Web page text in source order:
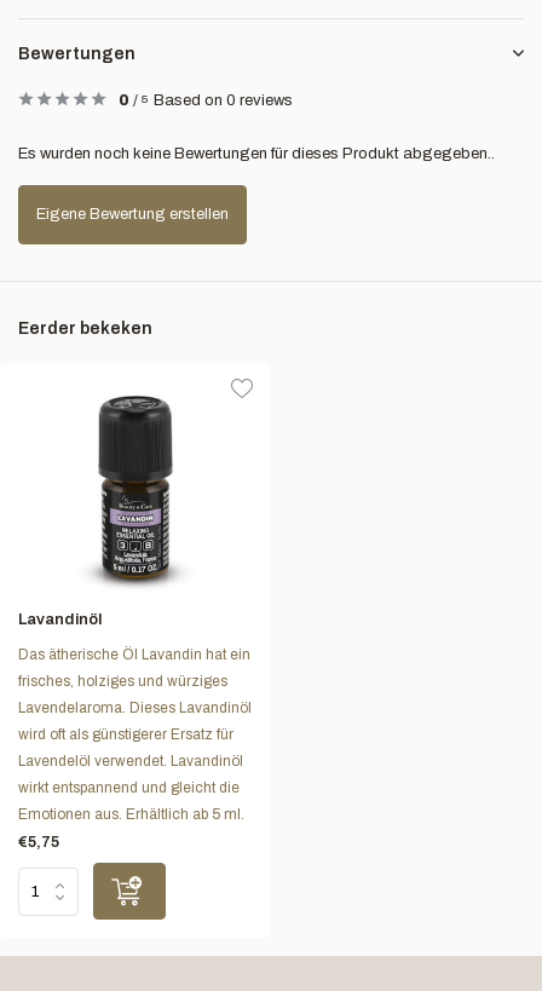
Bewertungen
0 / 5 Based on 0 reviews
Es wurden noch keine Bewertungen für dieses Produkt abgegeben..
Eigene Bewertung erstellen
Eerder bekeken
Lavandinöl
Das ätherische Öl Lavandin hat ein
frisches, holziges und würziges
Lavendelaroma. Dieses Lavandinöl
wird oft als günstigerer Ersatz für
Lavendelöl verwendet. Lavandinöl
wirkt entspannend und gleicht die
Emotionen aus. Erhältlich ab 5 ml.
€5,75